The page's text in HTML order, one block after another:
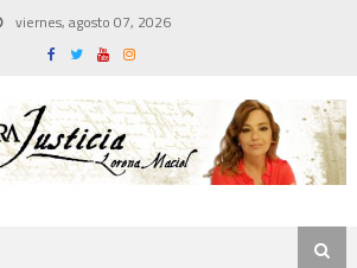
viernes, agosto 07, 2026